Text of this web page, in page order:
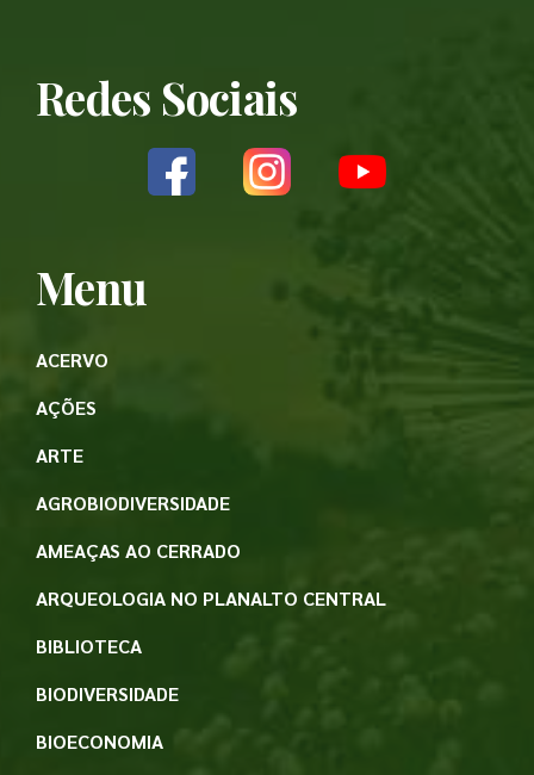
Redes Sociais
Menu
ACERVO
AÇÕES
ARTE
AGROBIODIVERSIDADE
AMEAÇAS AO CERRADO
ARQUEOLOGIA NO PLANALTO CENTRAL
BIBLIOTECA
BIODIVERSIDADE
BIOECONOMIA